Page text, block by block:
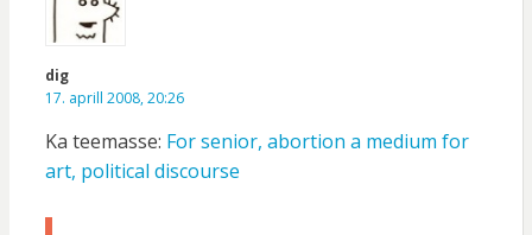
dig
17. aprill 2008, 20:26
Ka teemasse: For senior, abortion a medium for
art, political discourse